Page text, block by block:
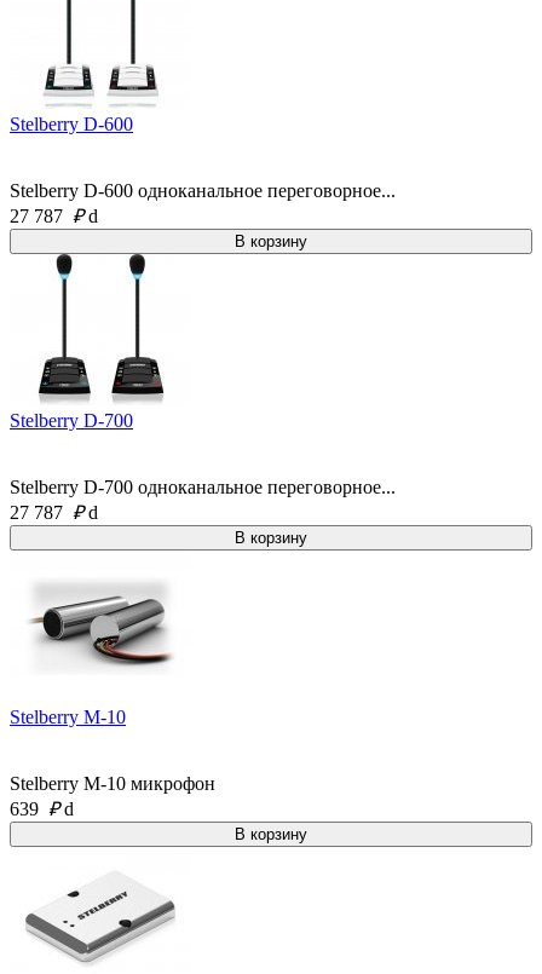
Stelberry D-600
Stelberry D-600 одноканальное переговорное...
27 787 ₽ d
Stelberry D-700
Stelberry D-700 одноканальное переговорное...
27 787 ₽ d
Stelberry M-10
Stelberry M-10 микрофон
639 ₽ d